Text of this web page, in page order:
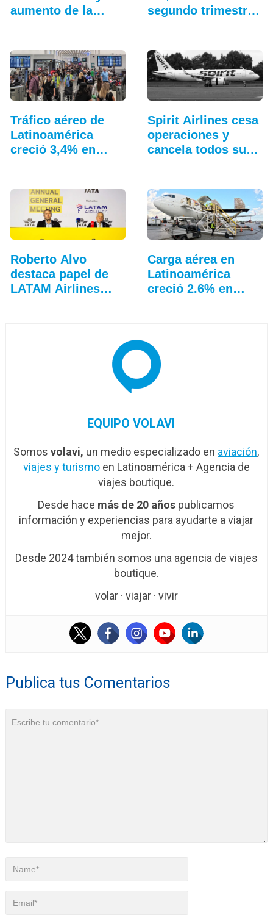
aumento de la
segundo trimestre
Tráfico aéreo de
Latinoamérica
creció 3,4% en
Spirit Airlines cesa
operaciones y
cancela todos sus
Roberto Alvo
destaca papel de
LATAM Airlines
Carga aérea en
Latinoamérica
creció 2.6% en
EQUIPO VOLAVI
Somosvolavi, un medio especializado en aviación,
viajes y turismoen Latinoamérica + Agencia de
viajes boutique.
Desde hace más de 20 años publicamos
información y experiencias para ayudarte a viajar
mejor.
Desde 2024 también somos una agencia de viajes
boutique.
volar · viajar · vivir
Publica tus Comentarios